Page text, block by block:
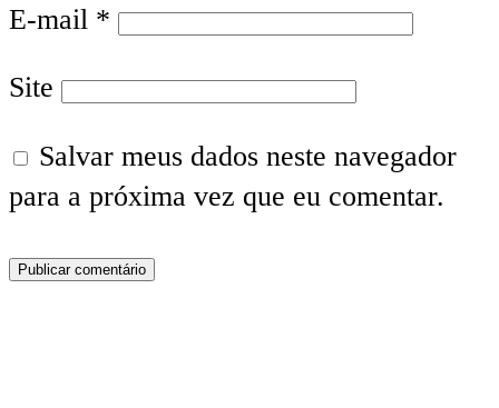
E-mail *
Site
Salvar meus dados neste navegador
para a próxima vez que eu comentar.